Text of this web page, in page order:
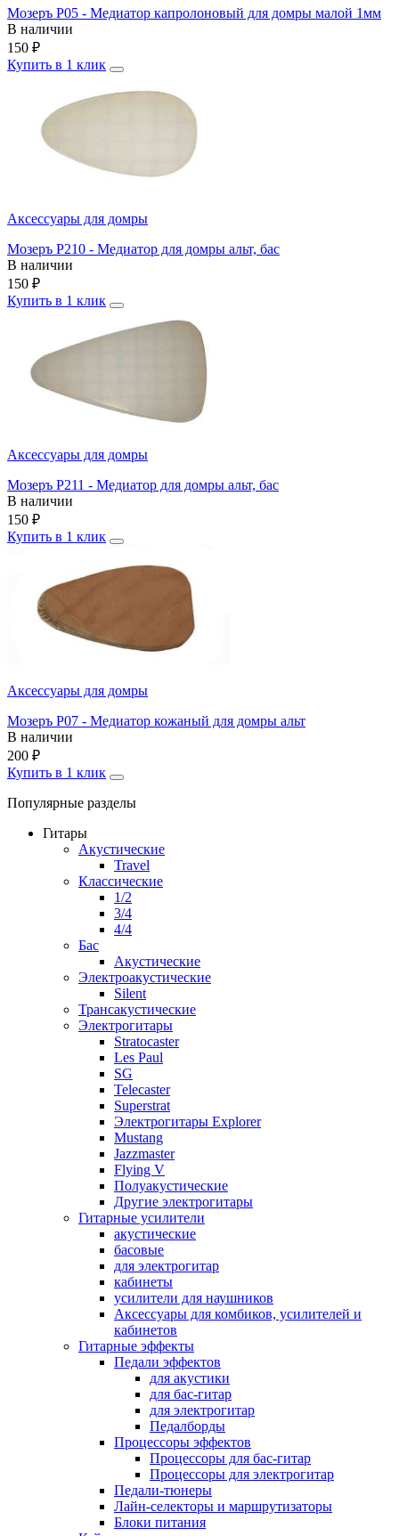
Мозеръ P05 - Медиатор капролоновый для домры малой 1мм
В наличии
150 ₽
Купить в 1 клик
Аксессуары для домры
Мозеръ P210 - Медиатор для домры альт, бас
В наличии
150 ₽
Купить в 1 клик
Аксессуары для домры
Мозеръ P211 - Медиатор для домры альт, бас
В наличии
150 ₽
Купить в 1 клик
Аксессуары для домры
Мозеръ P07 - Медиатор кожаный для домры альт
В наличии
200 ₽
Купить в 1 клик
Популярные разделы
Гитары
Акустические
Travel
Классические
1/2
3/4
4/4
Бас
Акустические
Электроакустические
Silent
Трансакустические
Электрогитары
Stratocaster
Les Paul
SG
Telecaster
Superstrat
Электрогитары Explorer
Mustang
Jazzmaster
Flying V
Полуакустические
Другие электрогитары
Гитарные усилители
акустические
басовые
для электрогитар
кабинеты
усилители для наушников
Аксессуары для комбиков, усилителей и
кабинетов
Гитарные эффекты
Педали эффектов
для акустики
для бас-гитар
для электрогитар
Педалборды
Процессоры эффектов
Процессоры для бас-гитар
Процессоры для электрогитар
Педали-тюнеры
Лайн-селекторы и маршрутизаторы
Блоки питания